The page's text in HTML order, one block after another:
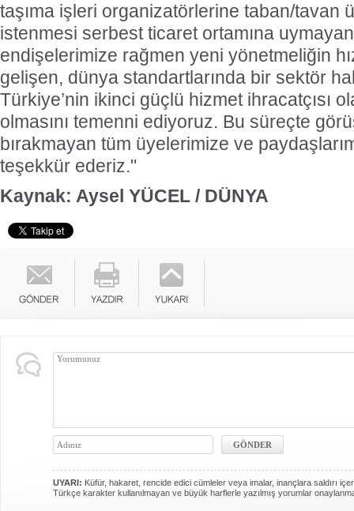
taşıma işleri organizatörlerine taban/tavan
istenmesi serbest ticaret ortamına
endişelerimize rağmen yeni yönetmeliğin
gelişen, dünya standartlarında bir sektör
Türkiye’nin ikinci güçlü hizmet ihracatçısı
olmasını temenni ediyoruz. Bu süreçte
bırakmayan tüm üyelerimize ve
teşekkür ederiz."
Kaynak: Aysel YÜCEL / DÜNYA
UYARI: Küfür, hakaret, rencide edici cümleler veya imalar, inançlara saldırı
Türkçe karakter kullanılmayan ve büyük harflerle yazılmış yorumlar